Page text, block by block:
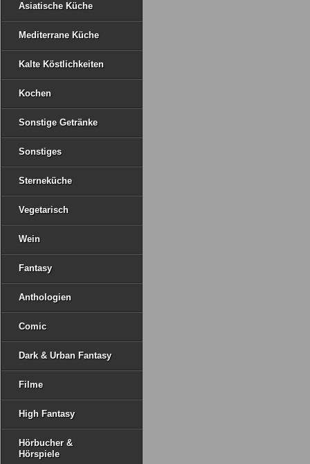
Asiatische Küche
Mediterrane Küche
Kalte Köstlichkeiten
Kochen
Sonstige Getränke
Sonstiges
Sterneküche
Vegetarisch
Wein
Fantasy
Anthologien
Comic
Dark & Urban Fantasy
Filme
High Fantasy
Hörbucher &
Hörspiele